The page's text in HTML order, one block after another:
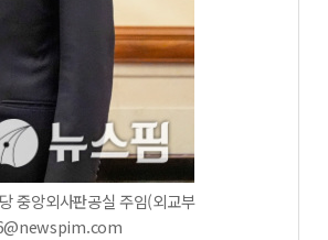
중앙외사판공실 주임(외교부